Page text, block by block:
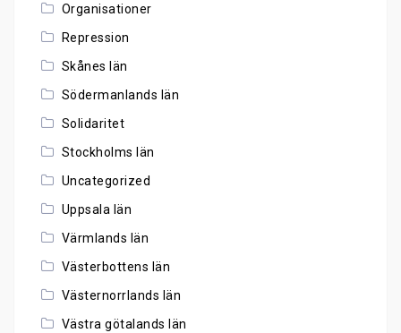
Organisationer
Repression
Skånes län
Södermanlands län
Solidaritet
Stockholms län
Uncategorized
Uppsala län
Värmlands län
Västerbottens län
Västernorrlands län
Västra götalands län